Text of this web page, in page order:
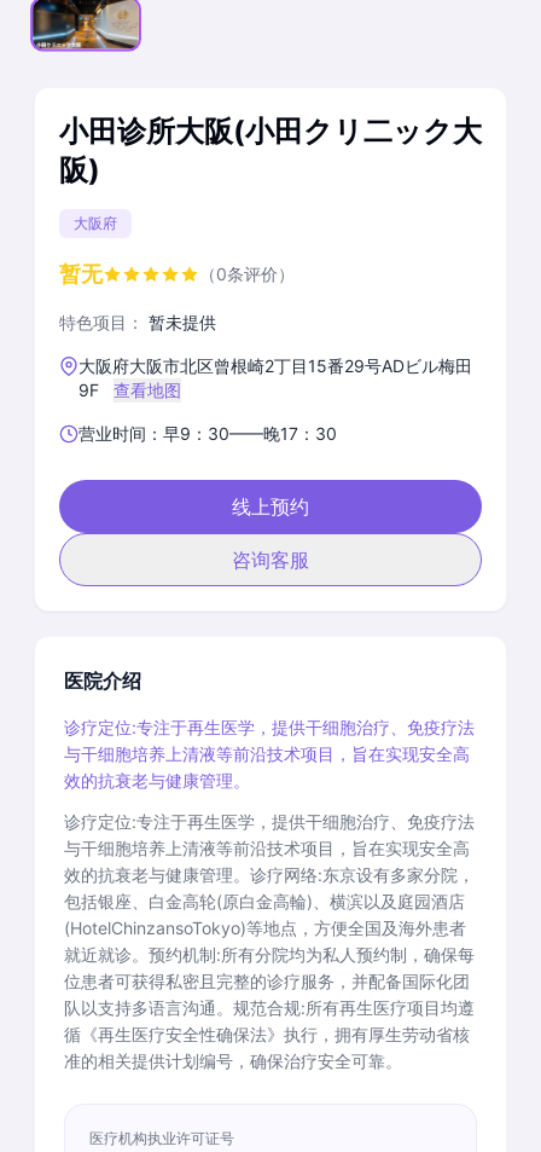
小田诊所大阪(小田クリ二ック大
阪)
大阪府
暂无 （0条评价）
特色项目： 暂未提供
大阪府大阪市北区曾根崎2丁目15番29号ADビル梅田
9F
查看地图
营业时间：早9：30——晚17：30
线上预约
咨询客服
医院介绍
诊疗定位:专注于再生医学，提供干细胞治疗、免疫疗法
与干细胞培养上清液等前沿技术项目，旨在实现安全高
效的抗衰老与健康管理。
诊疗定位:专注于再生医学，提供干细胞治疗、免疫疗法
与干细胞培养上清液等前沿技术项目，旨在实现安全高
效的抗衰老与健康管理。诊疗网络:东京设有多家分院，
包括银座、白金高轮(原白金高輪)、横滨以及庭园酒店
(HotelChinzansoTokyo)等地点，方便全国及海外患者
就近就诊。预约机制:所有分院均为私人预约制，确保每
位患者可获得私密且完整的诊疗服务，并配备国际化团
队以支持多语言沟通。规范合规:所有再生医疗项目均遵
循《再生医疗安全性确保法》执行，拥有厚生劳动省核
准的相关提供计划编号，确保治疗安全可靠。
医疗机构执业许可证号